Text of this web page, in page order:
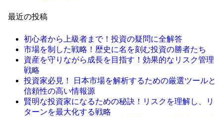
最近の投稿
初心者から上級者まで！投資の疑問に全解答
市場を制した戦略！歴史に名を刻む投資の勝者たち
資産を守りながら成長を目指す！効果的なリスク管理
戦略
投資家必見！ 日本市場を解析するための厳選ツールと
信頼性の高い情報源
賢明な投資家になるための秘訣！リスクを理解し、リ
ターンを最大化する戦略